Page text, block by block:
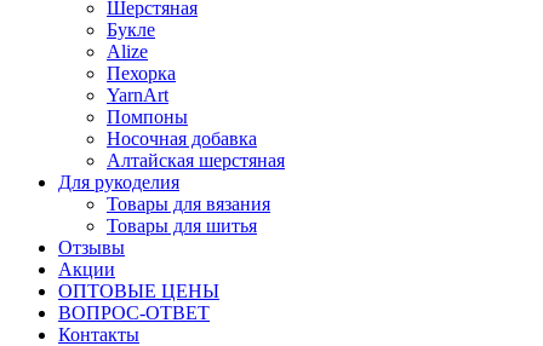
Шерстяная
Букле
Alize
Пехорка
YarnArt
Помпоны
Носочная добавка
Алтайская шерстяная
Для рукоделия
Товары для вязания
Товары для шитья
Отзывы
Акции
ОПТОВЫЕ ЦЕНЫ
ВОПРОС-ОТВЕТ
Контакты